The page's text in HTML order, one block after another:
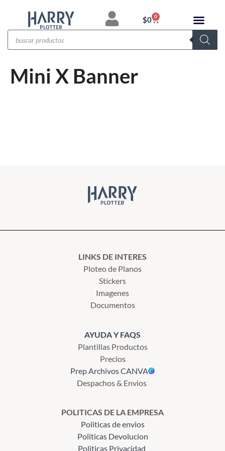
$0 0
Mini X Banner
LINKS DE INTERES
Ploteo de Planos
Stickers
Imagenes
Documentos
AYUDA Y FAQS
Plantillas Productos
Precios
Prep Archivos CANVA
Despachos & Envios
POLITICAS DE LA EMPRESA
Politicas de envios
Politicas Devolucion
Politicas Privacidad